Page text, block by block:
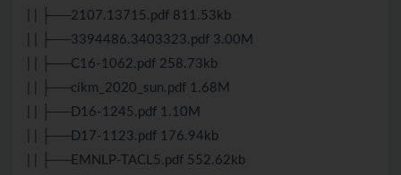
| | ├──2107.13715.pdf 811.53kb
| | ├──3394486.3403323.pdf 3.00M
| | ├──C16-1062.pdf 258.73kb
| | ├──cikm_2020_sun.pdf 1.68M
| | ├──D16-1245.pdf 1.10M
| | ├──D17-1123.pdf 176.94kb
| | ├──EMNLP-TACL5.pdf 552.62kb